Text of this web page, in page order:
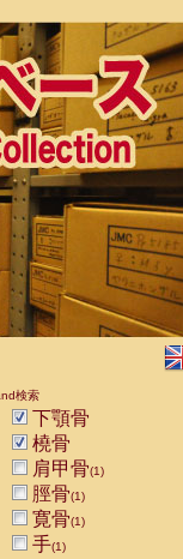
検索
下顎骨
橈骨
肩甲骨(1)
脛骨(1)
寛骨(1)
手(1)